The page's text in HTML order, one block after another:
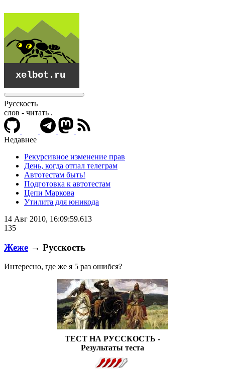
xelbot.ru
Русскость
слов - читать .
Недавнее
Рекурсивное изменение прав
День, когда отпал телеграм
Автотестам быть!
Подготовка к автотестам
Цепи Маркова
Утилита для юникода
14 Авг 2010, 16:09:59.613
135
Жеже → Русскость
Интересно, где же я 5 раз ошибся?
ТЕСТ НА РУССКОСТЬ -
Результаты теста